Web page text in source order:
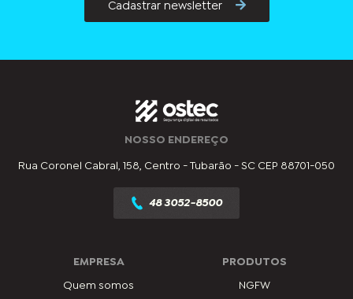
Cadastrar newsletter
NOSSO ENDEREÇO
Rua Coronel Cabral, 158, Centro - Tubarão - SC CEP 88701-050
48 3052-8500
EMPRESA
Quem somos
PRODUTOS
NGFW